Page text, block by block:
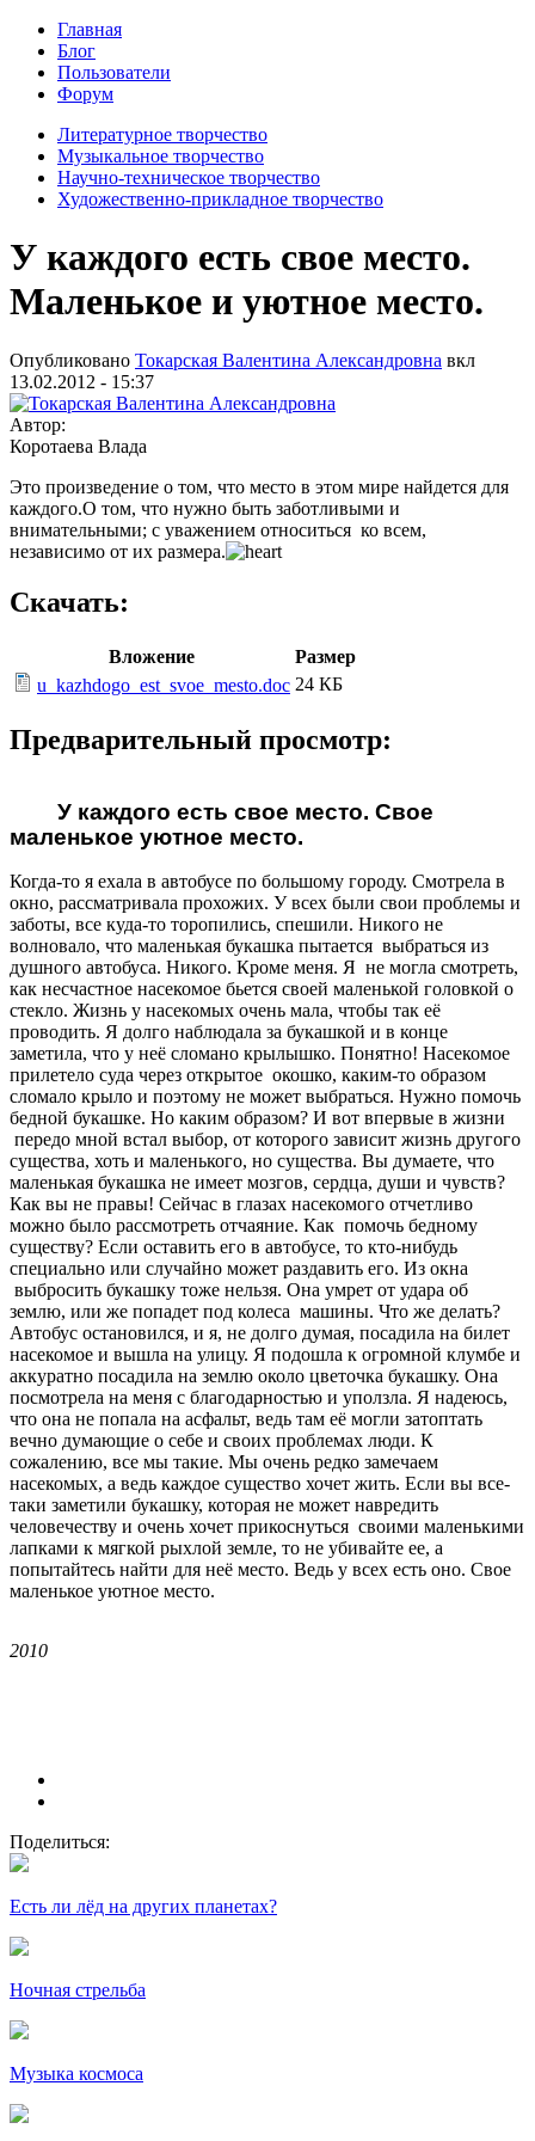
Главная
Блог
Пользователи
Форум
Литературное творчество
Музыкальное творчество
Научно-техническое творчество
Художественно-прикладное творчество
У каждого есть свое место.
Маленькое и уютное место.
Опубликовано Токарская Валентина Александровна вкл
13.02.2012 - 15:37
Автор:
Коротаева Влада
Это произведение о том, что место в этом мире найдется для
каждого.О том, что нужно быть заботливыми и
внимательными; с уважением относиться ко всем,
независимо от их размера.
Скачать:
Вложение
Размер
u_kazhdogo_est_svoe_mesto.doc 24 КБ
Предварительный просмотр:
У каждого есть свое место. Свое
маленькое уютное место.
Когда-то я ехала в автобусе по большому городу. Смотрела в
окно, рассматривала прохожих. У всех были свои проблемы и
заботы, все куда-то торопились, спешили. Никого не
волновало, что маленькая букашка пытается выбраться из
душного автобуса. Никого. Кроме меня. Я не могла смотреть,
как несчастное насекомое бьется своей маленькой головкой о
стекло. Жизнь у насекомых очень мала, чтобы так её
проводить. Я долго наблюдала за букашкой и в конце
заметила, что у неё сломано крылышко. Понятно! Насекомое
прилетело суда через открытое окошко, каким-то образом
сломало крыло и поэтому не может выбраться. Нужно помочь
бедной букашке. Но каким образом? И вот впервые в жизни
передо мной встал выбор, от которого зависит жизнь другого
существа, хоть и маленького, но существа. Вы думаете, что
маленькая букашка не имеет мозгов, сердца, души и чувств?
Как вы не правы! Сейчас в глазах насекомого отчетливо
можно было рассмотреть отчаяние. Как помочь бедному
существу? Если оставить его в автобусе, то кто-нибудь
специально или случайно может раздавить его. Из окна
выбросить букашку тоже нельзя. Она умрет от удара об
землю, или же попадет под колеса машины. Что же делать?
Автобус остановился, и я, не долго думая, посадила на билет
насекомое и вышла на улицу. Я подошла к огромной клумбе и
аккуратно посадила на землю около цветочка букашку. Она
посмотрела на меня с благодарностью и уползла. Я надеюсь,
что она не попала на асфальт, ведь там её могли затоптать
вечно думающие о себе и своих проблемах люди. К
сожалению, все мы такие. Мы очень редко замечаем
насекомых, а ведь каждое существо хочет жить. Если вы все-
таки заметили букашку, которая не может навредить
человечеству и очень хочет прикоснуться своими маленькими
лапками к мягкой рыхлой земле, то не убивайте ее, а
попытайтесь найти для неё место. Ведь у всех есть оно. Свое
маленькое уютное место.
2010
Поделиться:
Есть ли лёд на других планетах?
Ночная стрельба
Музыка космоса